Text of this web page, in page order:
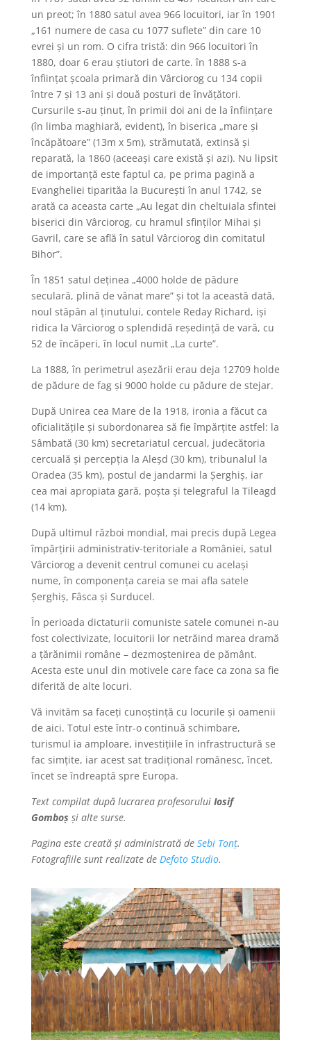
un preot; în 1880 satul avea 966 locuitori, iar în 1901
„161 numere de casa cu 1077 suflete” din care 10
evrei și un rom. O cifra tristă: din 966 locuitori în
1880, doar 6 erau știutori de carte. în 1888 s-a
înființat școala primară din Vârciorog cu 134 copii
între 7 și 13 ani și două posturi de învățători.
Cursurile s-au ținut, în primii doi ani de la înființare
(în limba maghiară, evident), în biserica „mare și
încăpătoare” (13m x 5m), strămutată, extinsă și
reparată, la 1860 (aceeași care există și azi). Nu lipsit
de importanță este faptul ca, pe prima pagină a
Evangheliei tiparităa la București în anul 1742, se
arată ca aceasta carte „Au legat din cheltuiala sfintei
biserici din Vârciorog, cu hramul sfinților Mihai și
Gavril, care se află în satul Vârciorog din comitatul
Bihor”.
În 1851 satul deținea „4000 holde de pădure
seculară, plină de vânat mare” și tot la această dată,
noul stăpân al ținutului, contele Reday Richard, iși
ridica la Vârciorog o splendidă reședință de vară, cu
52 de încăperi, în locul numit „La curte”.
La 1888, în perimetrul așezării erau deja 12709 holde
de pădure de fag și 9000 holde cu pădure de stejar.
După Unirea cea Mare de la 1918, ironia a făcut ca
oficialitățile și subordonarea să fie împărțite astfel: la
Sâmbată (30 km) secretariatul cercual, judecătoria
cercuală și percepția la Aleșd (30 km), tribunalul la
Oradea (35 km), postul de jandarmi la Șerghiș, iar
cea mai apropiata gară, poșta și telegraful la Tileagd
(14 km).
După ultimul război mondial, mai precis după Legea
împărțirii administrativ-teritoriale a României, satul
Vârciorog a devenit centrul comunei cu același
nume, în componența careia se mai afla satele
Șerghiș, Fâsca și Surducel.
În perioada dictaturii comuniste satele comunei n-au
fost colectivizate, locuitorii lor netrăind marea dramă
a țărănimii române – dezmoștenirea de pământ.
Acesta este unul din motivele care face ca zona sa fie
diferită de alte locuri.
Vă invităm sa faceți cunoștință cu locurile și oamenii
de aici. Totul este într-o continuă schimbare,
turismul ia amploare, investițiile în infrastructură se
fac simțite, iar acest sat tradițional românesc, încet,
încet se îndreaptă spre Europa.
Text compilat după lucrarea profesoruluiIosif
Gomboș și alte surse.
Pagina este creată și administrată de Sebi Tonț.
Fotografiile sunt realizate de Defoto Studio.